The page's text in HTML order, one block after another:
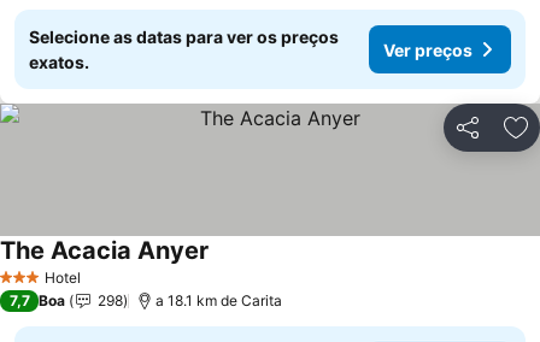
Selecione as datas para ver os preços
exatos.
Ver preços
Partilhar
3 EstrelasHotel
The Acacia Anyer
7,7 Boa 298 a 18.1 km de Carita